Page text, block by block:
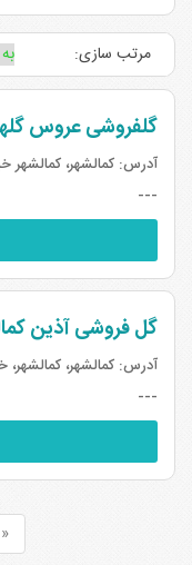
مرتب سازی:
گلفروشی عروس
آدرس: کمالشهر، کمالشهر
---
گل فروشی آذین
آدرس: کمالشهر،
---
«